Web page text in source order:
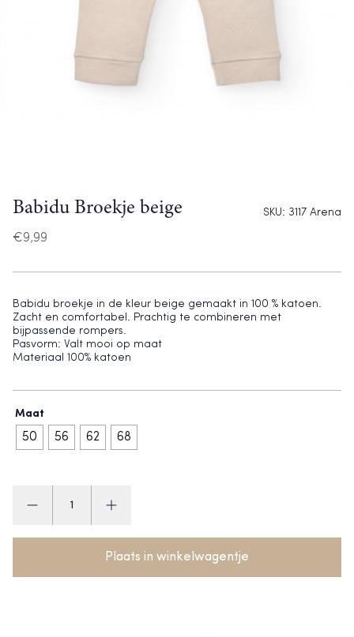
Babidu Broekje beige SKU: 3117 Arena
€9,99
Babidu broekje in de kleur beige gemaakt in 100 % katoen.
Zacht en comfortabel. Prachtig te combineren met
bijpassende rompers.
Pasvorm: Valt mooi op maat
Materiaal 100% katoen
Maat
50 56 62 68
Broekje
Plaats in winkelwagentje